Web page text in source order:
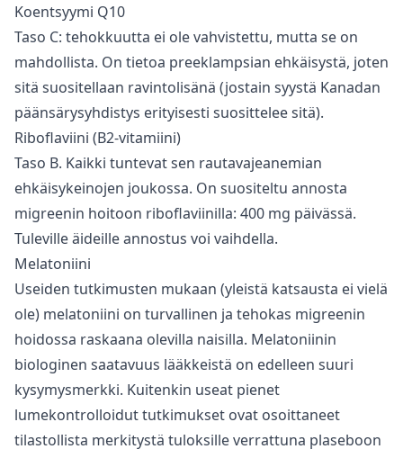
Koentsyymi Q10
Taso C: tehokkuutta ei ole vahvistettu, mutta se on
mahdollista. On tietoa preeklampsian ehkäisystä, joten
sitä suositellaan ravintolisänä (jostain syystä Kanadan
päänsärysyhdistys erityisesti suosittelee sitä).
Riboflaviini (B2-vitamiini)
Taso B. Kaikki tuntevat sen rautavajeanemian
ehkäisykeinojen joukossa. On suositeltu annosta
migreenin hoitoon riboflaviinilla: 400 mg päivässä.
Tuleville äideille annostus voi vaihdella.
Melatoniini
Useiden tutkimusten mukaan (yleistä katsausta ei vielä
ole) melatoniini on turvallinen ja tehokas migreenin
hoidossa raskaana olevilla naisilla. Melatoniinin
biologinen saatavuus lääkkeistä on edelleen suuri
kysymysmerkki. Kuitenkin useat pienet
lumekontrolloidut tutkimukset ovat osoittaneet
tilastollista merkitystä tuloksille verrattuna plaseboon